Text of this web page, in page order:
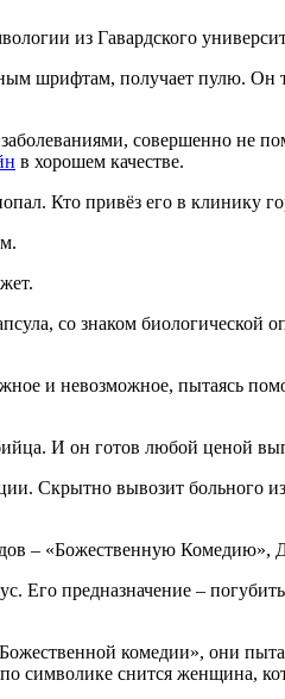
из Гавардского
шрифтам, получает пулю. Он
совершенно не
в хорошем качестве.
Кто привёз его в клинику
со знаком биологической
и невозможное, пытаясь
И он готов любой ценой
Скрытно вывозит больного
– «Божественную Комедию»,
предназначение –
комедии», они
снится женщина,